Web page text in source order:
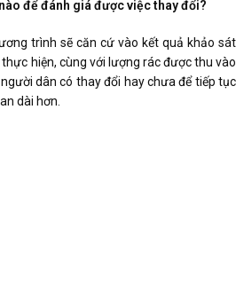
để đánh giá được việc thay đổi?
trình sẽ căn cứ vào kết quả khảo sát
hiện, cùng với lượng rác được thu vào
dân có thay đổi hay chưa để tiếp tục
dài hơn.